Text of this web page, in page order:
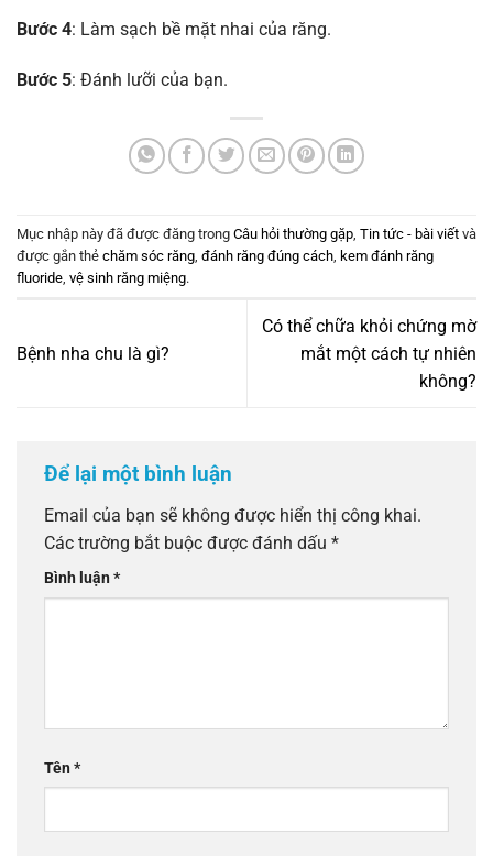
Bước 4: Làm sạch bề mặt nhai của răng.
Bước 5: Đánh lưỡi của bạn.
Mục nhập này đã được đăng trong Câu hỏi thường gặp Tin tức - bài viết và
được gắn thẻ chăm sóc răng đánh răng đúng cách kem đánh răng
fluoride vệ sinh răng miệng.
Bệnh nha chu là gì?
Có thể chữa khỏi chứng mờ
mắt một cách tự nhiên
không?
Để lại một bình luận
Email của bạn sẽ không được hiển thị công khai.
Các trường bắt buộc được đánh dấu *
Bình luận*
Tên*